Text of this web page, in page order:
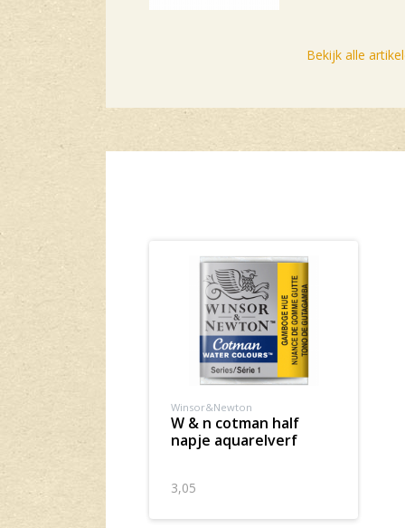
Bekijk alle
Winsor&Newton
w & n cotman half
napje aquarelverf
3,05